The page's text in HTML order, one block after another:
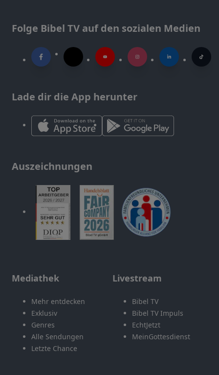
Folge Bibel TV auf den sozialen Medien
Lade dir die App herunter
Auszeichnungen
Mediathek
Mehr entdecken
Exklusiv
Genres
Alle Sendungen
Letzte Chance
Livestream
Bibel TV
Bibel TV Impuls
EchtJetzt
MeinGottesdienst